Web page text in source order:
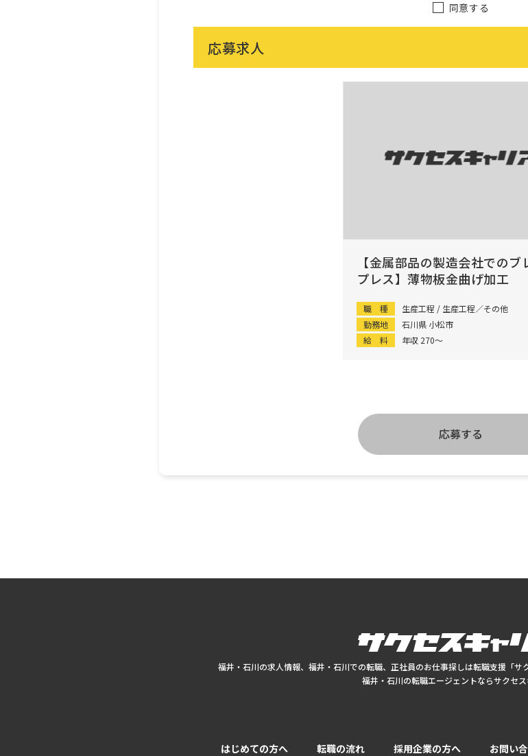
同意する
応募求人
【金属部品の製造会社でのブ
プレス】薄物板金曲げ加工
職 種
生産工程 / 生産工程／その他
勤務地
石川県 小松市
給 料
年収 270〜
応募する
福井・石川の求人情報、福井・石川での転職、 正社員のお仕事探しは転職支援「サ
福井・石川の転職エージェントならサクセ
はじめての方へ 転職の流れ 採用企業の方へ お問い